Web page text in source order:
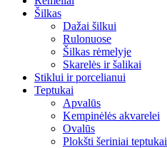
Šilkas
Dažai šilkui
Rulonuose
Šilkas rėmelyje
Skarelės ir šalikai
Stiklui ir porcelianui
Teptukai
Apvalūs
Kempinėlės akvarelei
Ovalūs
Plokšti šeriniai teptukai